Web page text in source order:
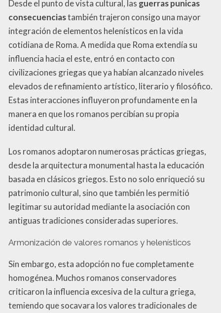
Desde el punto de vista cultural, las guerras punicas
consecuenciastambién trajeron consigo una mayor
integración de elementos helenísticos en la vida
cotidiana de Roma. A medida que Roma extendía su
influencia hacia el este, entró en contacto con
civilizaciones griegas que ya habían alcanzado niveles
elevados de refinamiento artístico, literario y filosófico.
Estas interacciones influyeron profundamente en la
manera en que los romanos percibían su propia
identidad cultural.
Los romanos adoptaron numerosas prácticas griegas,
desde la arquitectura monumental hasta la educación
basada en clásicos griegos. Esto no solo enriqueció su
patrimonio cultural, sino que también les permitió
legitimar su autoridad mediante la asociación con
antiguas tradiciones consideradas superiores.
Armonización de valores romanos y helenísticos
Sin embargo, esta adopción no fue completamente
homogénea. Muchos romanos conservadores
criticaron la influencia excesiva de la cultura griega,
temiendo que socavara los valores tradicionales de